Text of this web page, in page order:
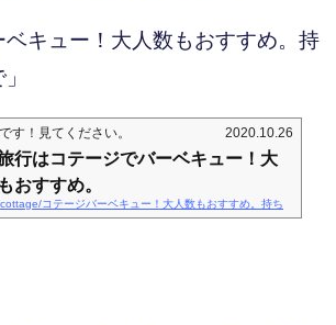
ベキュー！大人数もおすすめ。持
す！見てください。 2020.10.26
行はコテージでバーベキュー！大
おすすめ。
コテージバーベキュー！大人数もおすすめ。持ち